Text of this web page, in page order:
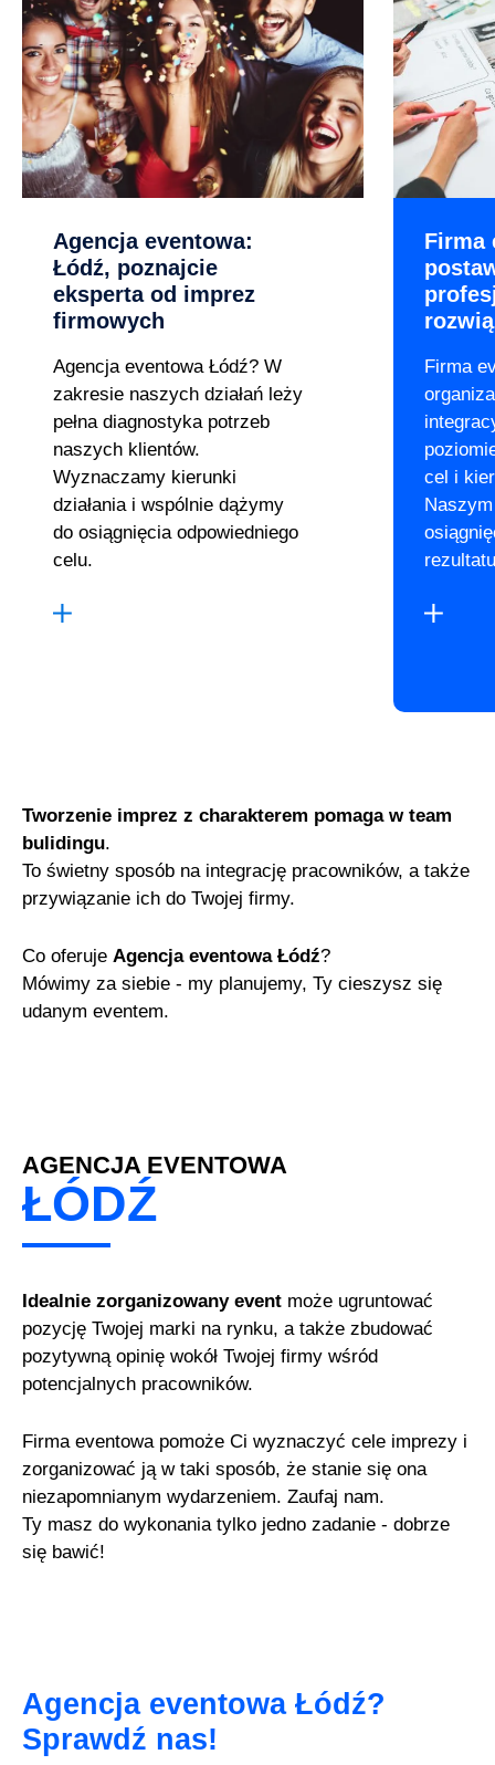
Agencja eventowa:
Łódź, poznajcie
eksperta od imprez
firmowych
Agencja eventowa Łódź? W
zakresie naszych działań leży
pełna diagnostyka potrzeb
naszych klientów.
Wyznaczamy kierunki
działania i wspólnie dążymy
do osiągnięcia odpowiedniego
celu.
Firma
Firma
cel i
Tworzenie imprez z charakterem pomaga w team
bulidingu.
To świetny sposób na integrację pracowników, a także
przywiązanie ich do Twojej firmy.
Co oferujeAgencja eventowa Łódź?
Mówimy za siebie - my planujemy, Ty cieszysz się
udanym eventem.
AGENCJA EVENTOWA
ŁÓDŹ
Idealnie zorganizowany event może ugruntować
pozycję Twojej marki na rynku, a także zbudować
pozytywną opinię wokół Twojej firmy wśród
potencjalnych pracowników.
Firma eventowa pomoże Ci wyznaczyć cele imprezy i
zorganizować ją w taki sposób, że stanie się ona
niezapomnianym wydarzeniem. Zaufaj nam.
Ty masz do wykonania tylko jedno zadanie - dobrze
się bawić!
Agencja eventowa Łódź?
Sprawdź nas!